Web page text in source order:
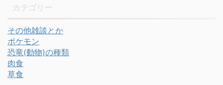
その他雑談とか
ポケモン
恐竜(動物)の種類
肉食
草食